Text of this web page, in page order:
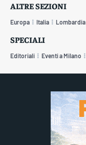
ALTRE SEZIONI
Europa Italia Lombardia
SPECIALI
Editoriali Eventi a Milano